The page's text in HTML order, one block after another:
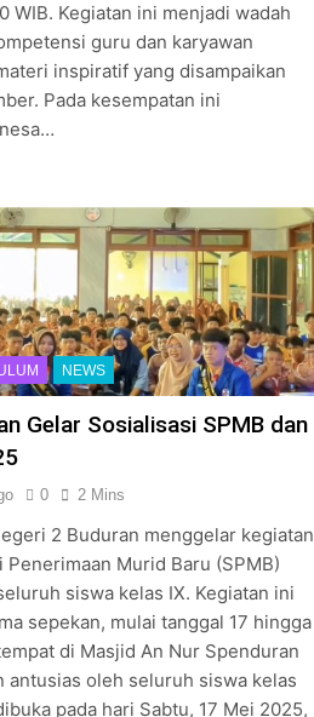
WIB. Kegiatan ini menjadi wadah
guru dan karyawan
inspiratif yang disampaikan
Pada kesempatan ini
NEWS
Gelar Sosialisasi SPMB dan
0 2 Mins
2 Buduran menggelar kegiatan
Murid Baru (SPMB)
siswa kelas IX. Kegiatan ini
sepekan, mulai tanggal 17 hingga
di Masjid An Nur Spenduran
antusias oleh seluruh siswa kelas
pada hari Sabtu, 17 Mei 2025,